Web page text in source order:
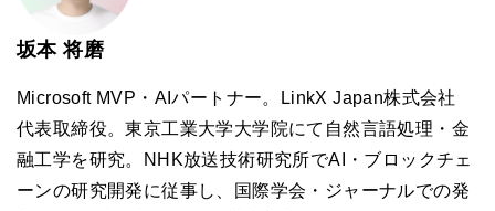
坂本 将磨
Microsoft MVP・AIパートナー。LinkX Japan株式会社
代表取締役。東京工業大学大学院にて自然言語処理・金
融工学を研究。NHK放送技術研究所でAI・ブロックチェ
ーンの研究開発に従事し、国際学会・ジャーナルでの発